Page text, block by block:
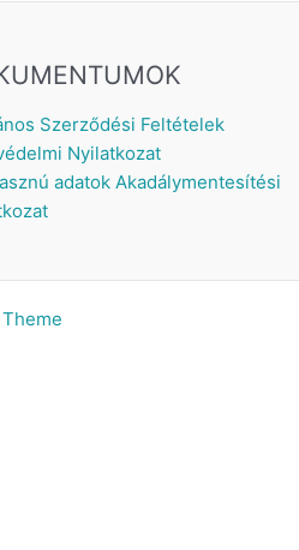
Szerződési Feltételek
Nyilatkozat
adatok Akadálymentesítési